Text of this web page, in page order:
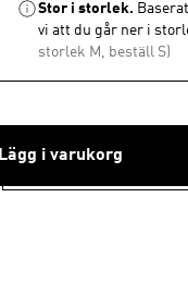
Stor i storlek.
vi att du går ner i
storlek M, beställ S)
Lägg i varukorg